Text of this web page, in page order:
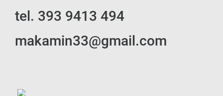
tel. 393 9413 494
makamin33@gmail.com